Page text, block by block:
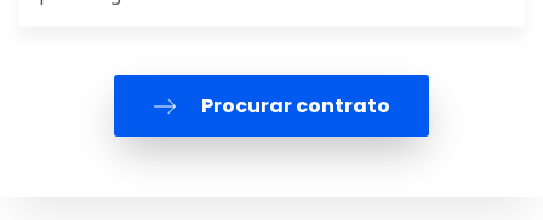
Procurar contrato